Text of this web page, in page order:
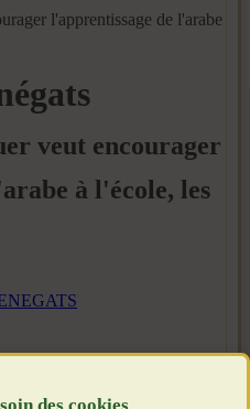
l'apprentissage de l'arabe
veut encourager
à l'école, les